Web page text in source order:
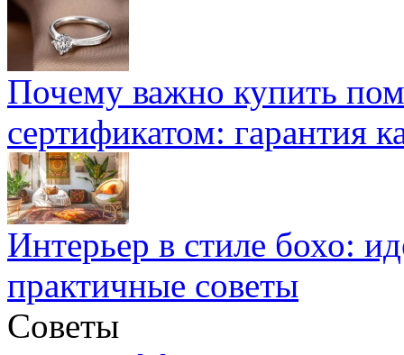
Почему важно купить
сертификатом: гарантия
Интерьер в стиле бохо:
практичные советы
Советы